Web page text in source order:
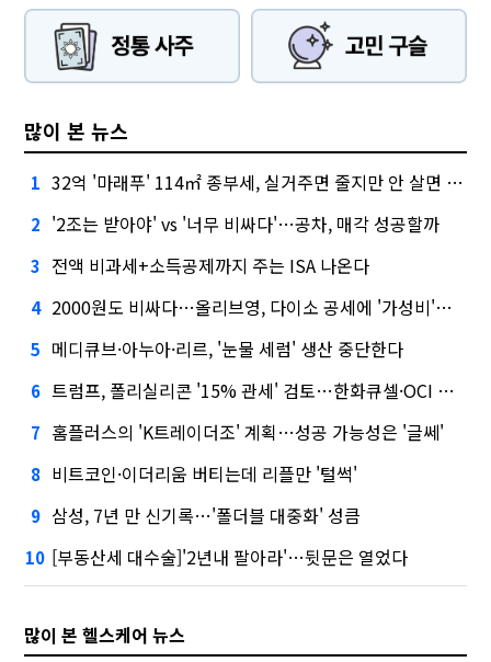
많이 본 뉴스
1 32억 '마래푸' 114㎡ 종부세, 실거주면 줄지만 안 살면 2.5배
2 '2조는 받아야' vs '너무 비싸다'…공차, 매각 성공할까
3 전액 비과세+소득공제까지 주는 ISA 나온다
4 2000원도 비싸다…올리브영, 다이소 공세에 '가성비'로 맞불
5 메디큐브·아누아·리르, '눈물 세럼' 생산 중단한다
6 트럼프, 폴리실리콘 '15% 관세' 검토…한화큐셀·OCI 영향은?
7 홈플러스의 'K트레이더조' 계획…성공 가능성은 '글쎄'
8 비트코인·이더리움 버티는데 리플만 '털썩'
9 삼성, 7년 만 신기록…'폴더블 대중화' 성큼
10 [부동산세 대수술]'2년내 팔아라'…뒷문은 열었다
많이 본 헬스케어 뉴스